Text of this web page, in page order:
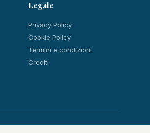
Legale
Privacy Policy
Cookie Policy
Termini e condizioni
Crediti